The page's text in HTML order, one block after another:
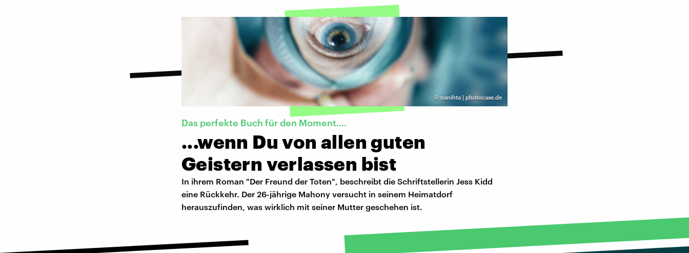
© nanihta | photocase.de
Das perfekte Buch für den Moment....
...wenn Du von allen guten
Geistern verlassen bist
In ihrem Roman "Der Freund der Toten", beschreibt die Schriftstellerin Jess Kidd
eine Rückkehr. Der 26-jährige Mahony versucht in seinem Heimatdorf
herauszufinden, was wirklich mit seiner Mutter geschehen ist.